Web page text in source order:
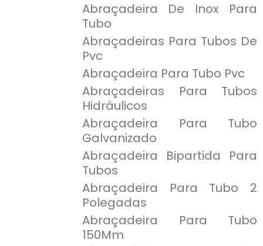
Abraçadeira De Inox Para
Tubo
Abraçadeiras Para Tubos De
Pvc
Abraçadeira Para Tubo Pvc
Abraçadeiras Para Tubos
Hidráulicos
Abraçadeira Para Tubo
Galvanizado
Abraçadeira Bipartida Para
Tubos
Abraçadeira Para Tubo 2
Polegadas
Abraçadeira Para Tubo
150Mm